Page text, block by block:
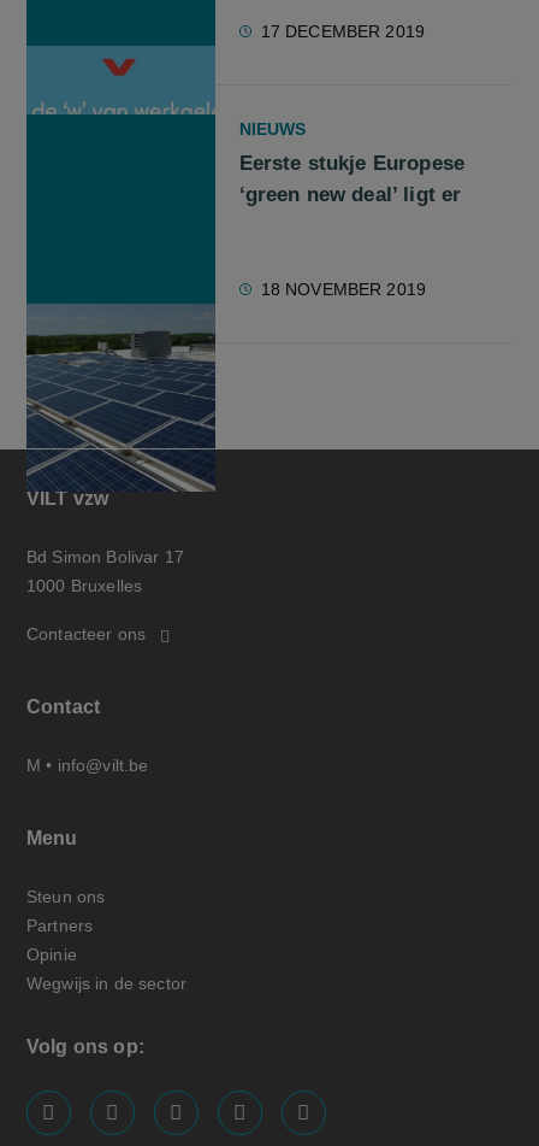
17 DECEMBER 2019
NIEUWS
Eerste stukje Europese
‘green new deal’ ligt er
18 NOVEMBER 2019
VILT vzw
Bd Simon Bolivar 17
1000 Bruxelles
Contacteer ons
Contact
M • info@vilt.be
Menu
Steun ons
Partners
Opinie
Wegwijs in de sector
Volg ons op:
screenreader.visit us on our facebook page: https://
screenreader.visit us on our linkedin page:
screenreader.visit us on our
screenreader.visit us on our x
screenreader.visit us on